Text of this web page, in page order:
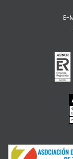
E-